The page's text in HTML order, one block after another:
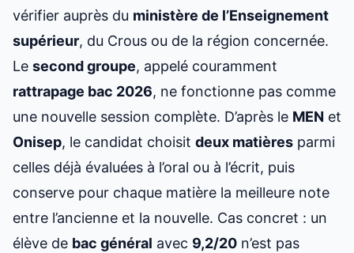
vérifier auprès du ministère de l’Enseignement
supérieur, du Crous ou de la région concernée.
Le second groupe, appelé couramment
rattrapage bac 2026, ne fonctionne pas comme
une nouvelle session complète. D’après le MEN et
Onisep, le candidat choisit deux matières parmi
celles déjà évaluées à l’oral ou à l’écrit, puis
conserve pour chaque matière la meilleure note
entre l’ancienne et la nouvelle. Cas concret : un
élève de bac général avec 9,2/20 n’est pas